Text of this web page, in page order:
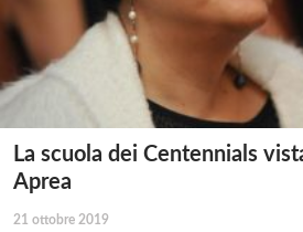
La scuola dei Centennials
Aprea
21 ottobre 2019